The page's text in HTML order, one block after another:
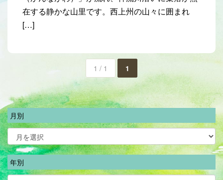
在する静かな山里です。西上州の山々に囲まれ
[…]
1 / 1 1
月別
年別